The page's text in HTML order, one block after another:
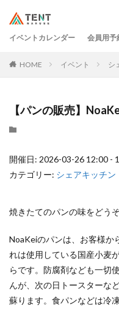
イベントカレンダー 会員用予
HOME イベント シ
【パンの販売】
開催日: 2026-03-26 12:00 -
カテゴリー: シェアキッチン
焼きたてのパンの味をどうぞ
NoaKeiのパンは、お客様か
れは使用している国産小麦
らです。防腐剤なども一切
んが、次の日トースターな
蘇ります。食パンなどは冷